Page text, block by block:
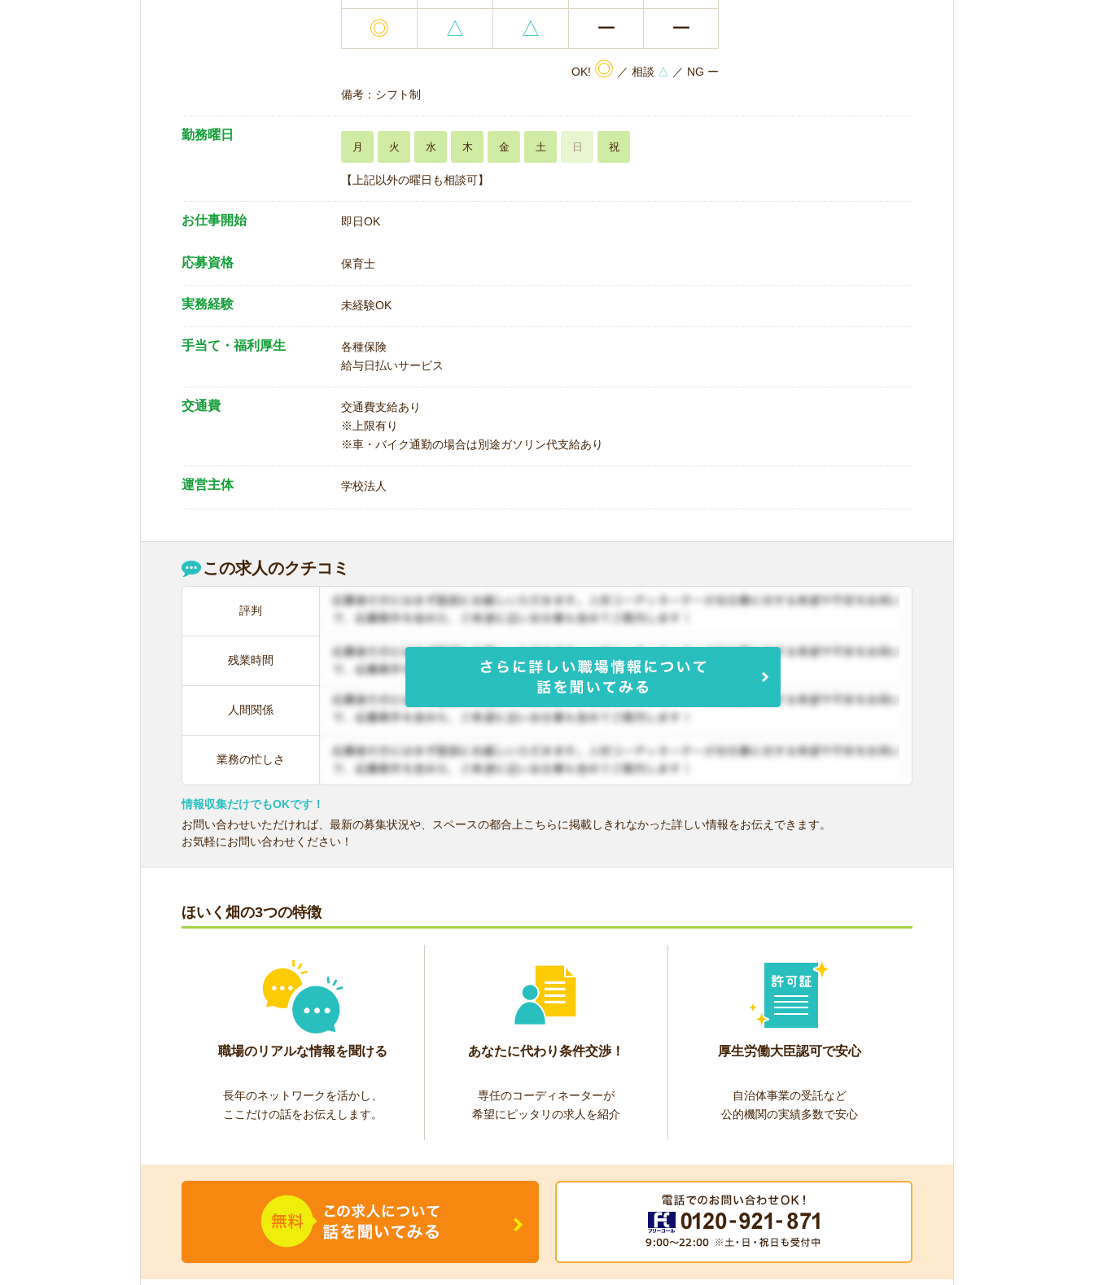
◎ △ △ ー ー
OK! ◎ ／ 相談 △ ／ NG ー
備考：シフト制
勤務曜日
月 火 水 木 金 土 日 祝
【上記以外の曜日も相談可】
お仕事開始 即日OK
応募資格 保育士
実務経験 未経験OK
手当て・福利厚生
各種保険
給与日払いサービス
交通費
交通費支給あり
※上限有り
※車・バイク通勤の場合は別途ガソリン代支給あり
運営主体 学校法人
この求人のクチコミ
評判
残業時間
人間関係
業務の忙しさ
情報収集だけでもOKです！
お問い合わせいただければ、最新の募集状況や、スペースの都合上こちらに掲載しきれなかった詳しい情報をお伝えできます。
お気軽にお問い合わせください！
ほいく畑の3つの特徴
職場のリアルな情報を聞ける
長年のネットワークを活かし、
ここだけの話をお伝えします。
あなたに代わり条件交渉！
専任のコーディネーターが
希望にピッタリの求人を紹介
厚生労働大臣認可で安心
自治体事業の受託など
公的機関の実績多数で安心